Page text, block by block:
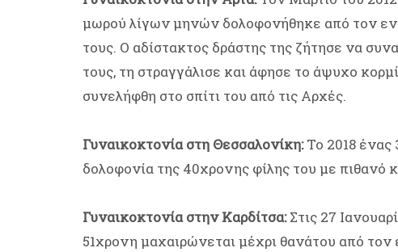
μωρού λίγων μηνών δολοφονήθηκε από τον εν
τους. Ο αδίστακτος δράστης της ζήτησε να
τους, τη στραγγάλισε και άφησε το άψυχο
συνελήφθη στο σπίτι του από τις Αρχές.
Γυναικοκτονία στη Θεσσαλονίκη:Το 2018 ένας
δολοφονία της 40χρονης φίλης του με πιθανό
Γυναικοκτονία στην Καρδίτσα:Στις 27
51χρονη μαχαιρώνεται μέχρι θανάτου από τον